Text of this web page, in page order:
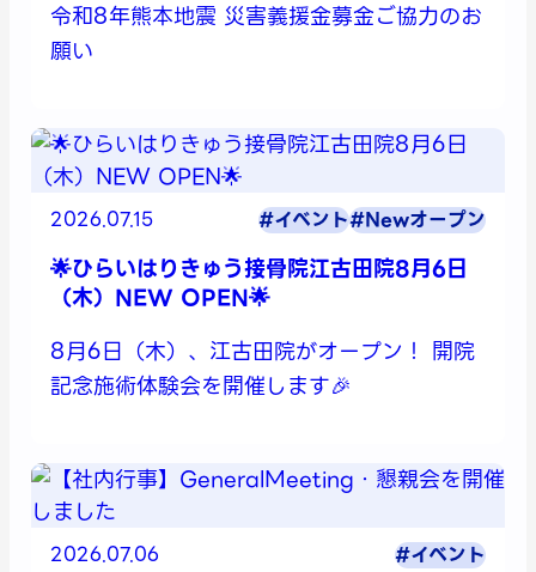
令和8年熊本地震 災害義援金募金ご協力のお
願い
2026.07.15 #イベント#Newオープン
🌟ひらいはりきゅう接骨院江古田院8月6日
（木）NEW OPEN🌟
8月6日（木）、江古田院がオープン！ 開院
記念施術体験会を開催します🎉
2026.07.06 #イベント